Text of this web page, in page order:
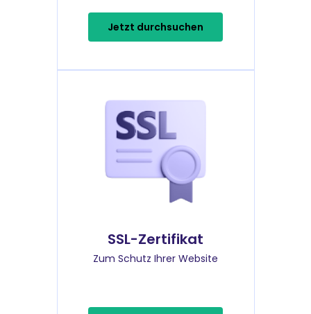
Jetzt durchsuchen
SSL-Zertifikat
Zum Schutz Ihrer Website